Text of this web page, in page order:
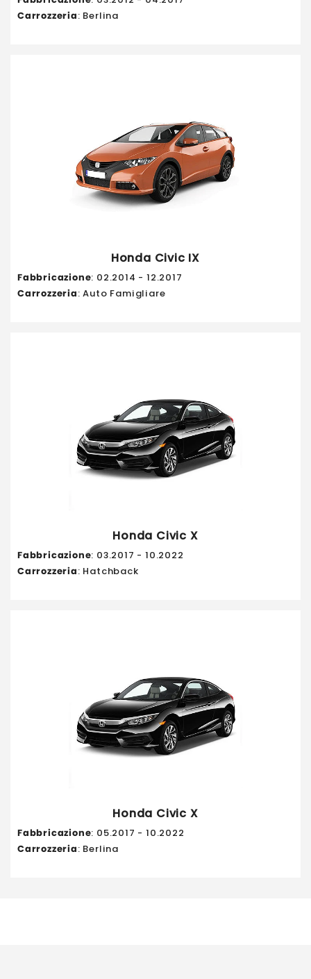
Carrozzeria: Berlina
Honda Civic IX
Fabbricazione: 02.2014 - 12.2017
Carrozzeria: Auto Famigliare
Honda Civic X
Fabbricazione: 03.2017 - 10.2022
Carrozzeria: Hatchback
Honda Civic X
Fabbricazione: 05.2017 - 10.2022
Carrozzeria: Berlina